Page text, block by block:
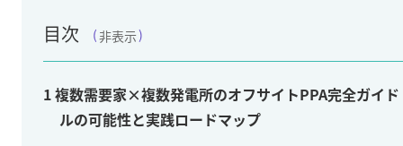
目次 非表示
1複数需要家×複数発電所のオフサイトPPA完全ガイ
ルの可能性と実践ロードマップ